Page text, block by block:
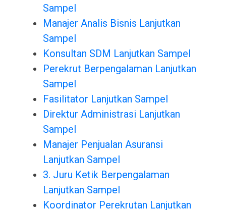
Sampel
Manajer Analis Bisnis Lanjutkan
Sampel
Konsultan SDM Lanjutkan Sampel
Perekrut Berpengalaman Lanjutkan
Sampel
Fasilitator Lanjutkan Sampel
Direktur Administrasi Lanjutkan
Sampel
Manajer Penjualan Asuransi
Lanjutkan Sampel
3. Juru Ketik Berpengalaman
Lanjutkan Sampel
Koordinator Perekrutan Lanjutkan